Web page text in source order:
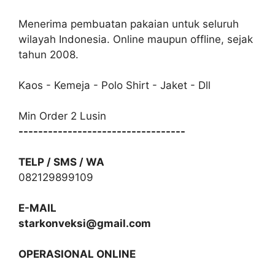
Menerima pembuatan pakaian untuk seluruh
wilayah Indonesia. Online maupun offline, sejak
tahun 2008.
Kaos - Kemeja - Polo Shirt - Jaket - Dll
Min Order 2 Lusin
----------------------------------
TELP / SMS / WA
082129899109
E-MAIL
starkonveksi@gmail.com
OPERASIONAL ONLINE